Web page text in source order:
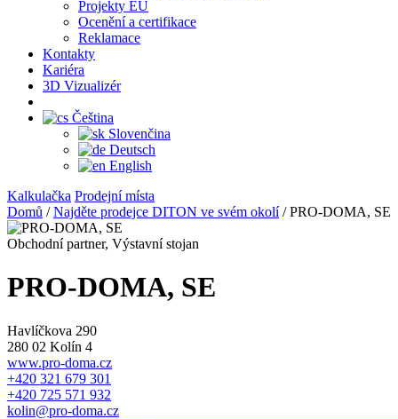
Projekty EU
Ocenění a certifikace
Reklamace
Kontakty
Kariéra
3D Vizualizér
Čeština
Slovenčina
Deutsch
English
Kalkulačka Prodejní místa
Domů /Najděte prodejce DITON ve svém okolí/PRO-DOMA, SE
Obchodní partner, Výstavní stojan
PRO-DOMA, SE
Havlíčkova 290
280 02 Kolín 4
www.pro-doma.cz
+420 321 679 301
+420 725 571 932
kolin@pro-doma.cz